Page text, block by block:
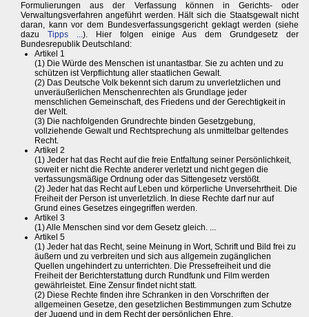
Formulierungen aus der Verfassung können in Gerichts- oder
Verwaltungsverfahren angeführt werden. Hält sich die Staatsgewalt nicht
daran, kann vor dem Bundesverfassungsgericht geklagt werden (siehe
dazu Tipps ...). Hier folgen einige Aus dem Grundgesetz der
Bundesrepublik Deutschland:
Artikel 1
(1) Die Würde des Menschen ist unantastbar. Sie zu achten und zu
schützen ist Verpflichtung aller staatlichen Gewalt.
(2) Das Deutsche Volk bekennt sich darum zu unverletzlichen und
unveräußerlichen Menschenrechten als Grundlage jeder
menschlichen Gemeinschaft, des Friedens und der Gerechtigkeit in
der Welt.
(3) Die nachfolgenden Grundrechte binden Gesetzgebung,
vollziehende Gewalt und Rechtsprechung als unmittelbar geltendes
Recht.
Artikel 2
(1) Jeder hat das Recht auf die freie Entfaltung seiner Persönlichkeit,
soweit er nicht die Rechte anderer verletzt und nicht gegen die
verfassungsmäßige Ordnung oder das Sittengesetz verstößt.
(2) Jeder hat das Recht auf Leben und körperliche Unversehrtheit. Die
Freiheit der Person ist unverletzlich. In diese Rechte darf nur auf
Grund eines Gesetzes eingegriffen werden.
Artikel 3
(1) Alle Menschen sind vor dem Gesetz gleich. ...
Artikel 5
(1) Jeder hat das Recht, seine Meinung in Wort, Schrift und Bild frei zu
äußern und zu verbreiten und sich aus allgemein zugänglichen
Quellen ungehindert zu unterrichten. Die Pressefreiheit und die
Freiheit der Berichterstattung durch Rundfunk und Film werden
gewährleistet. Eine Zensur findet nicht statt.
(2) Diese Rechte finden ihre Schranken in den Vorschriften der
allgemeinen Gesetze, den gesetzlichen Bestimmungen zum Schutze
der Jugend und in dem Recht der persönlichen Ehre.